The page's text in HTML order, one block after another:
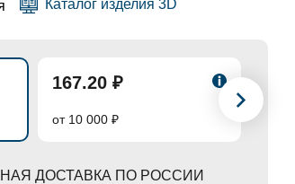
Каталог изделия 3D
167.20 ₽
от 10 000 ₽
ДОСТАВКА ПО РОССИИ